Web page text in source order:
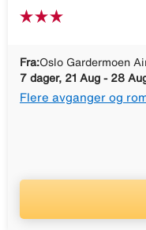
Fra:Oslo Gardermoen
7 dager, 21 Aug - 28
Flere avganger og